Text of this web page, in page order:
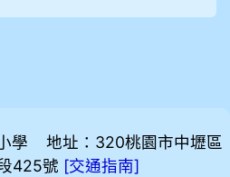
學 地址：320桃園市中壢區
425號 [交通指南]